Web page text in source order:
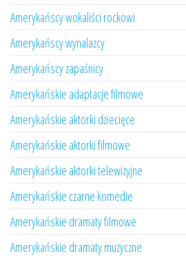
Amerykańscy wokaliści rockowi
Amerykańscy wynalazcy
Amerykańscy zapaśnicy
Amerykańskie adaptacje filmowe
Amerykańskie aktorki dziecięce
Amerykańskie aktorki filmowe
Amerykańskie aktorki telewizyjne
Amerykańskie czarne komedie
Amerykańskie dramaty filmowe
Amerykańskie dramaty muzyczne